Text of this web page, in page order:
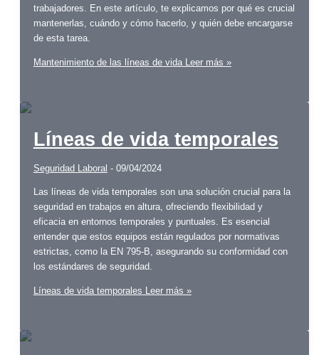
trabajadores. En este artículo, te explicamos por qué es crucial
mantenerlas, cuándo y cómo hacerlo, y quién debe encargarse
de esta tarea.
Mantenimiento de las líneas de vidaLeer más »
Líneas de vida temporales
Seguridad Laboral - 09/04/2024
Las líneas de vida temporales son una solución crucial para la
seguridad en trabajos en altura, ofreciendo flexibilidad y
eficacia en entornos temporales y puntuales. Es esencial
entender que estos equipos están regulados por normativas
estrictas, como la EN 795-B, asegurando su conformidad con
los estándares de seguridad.
Líneas de vida temporales Leer más »